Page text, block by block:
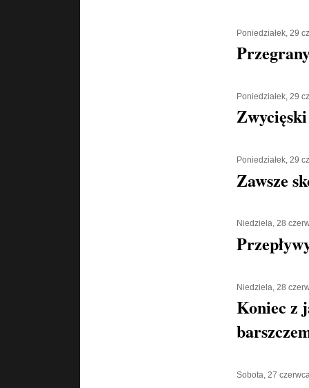
Poniedziałek, 29
Poniedziałek, 29
Poniedziałek, 29
Zawsze
Niedziela, 28
Niedziela, 28
Koniec z
Sobota, 27